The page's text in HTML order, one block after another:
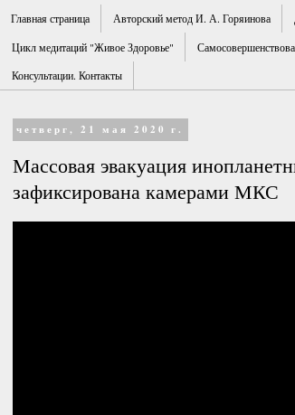
Главная страница Авторский метод И. А. Горяинова
Цикл медитаций "Живое Здоровье"
Консультации. Контакты
четверг, 21 мая 2020 г.
Массовая эвакуация
зафиксирована камерами МКС